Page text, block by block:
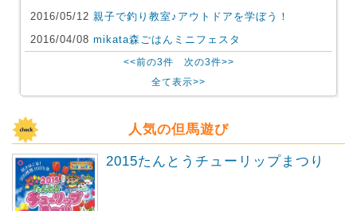
2016/05/12 親子で釣り教室♪アウトドアを学ぼう！
2016/04/08 mikata森ごはんミニフェスタ
<<前の3件
次の3件>>
全て表示>>
人気の但馬遊び
2015たんとうチューリップまつり